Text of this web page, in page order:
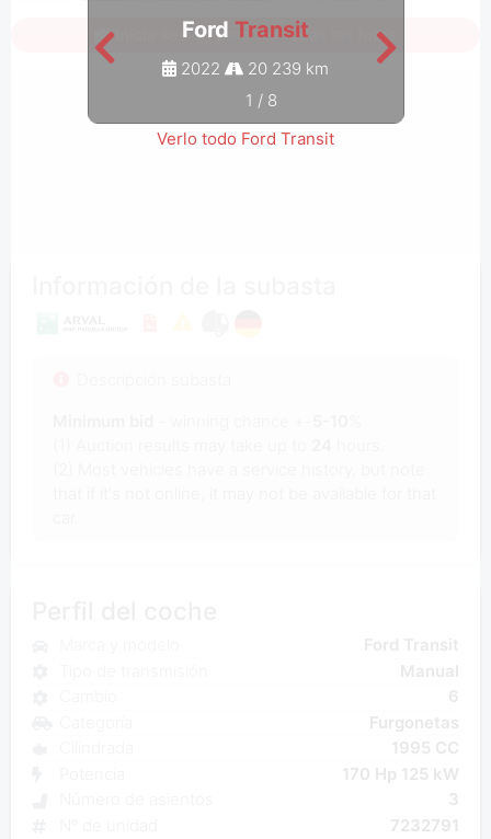
Ford Transit
2022
20 239 km
1 / 8
Verlo todo Ford Transit
Inicia sesión para ver todas las fotos
170 Hp 125 kW
3
7232791